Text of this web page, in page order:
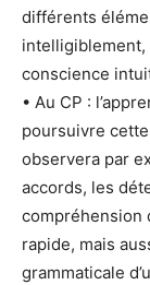
différents
conscience
• Au CP :
poursuivre
observera par
accords, les
compréhension
rapide, mais
grammaticale